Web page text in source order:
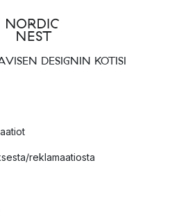
DESIGNIN KOTISI
reklamaatiosta